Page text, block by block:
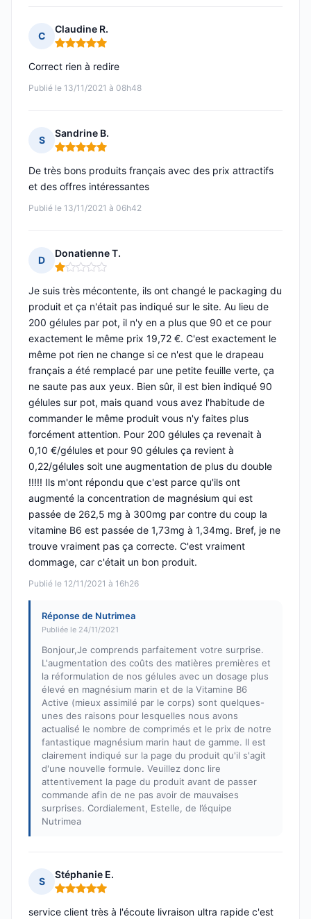
C
Claudine R.
Note : 5 sur 5
Publié le 13/11/2021 à 08h48
Correct rien à redire
S
Sandrine B.
Note : 5 sur 5
Publié le 13/11/2021 à 06h42
De très bons produits français avec des prix attractifs
et des offres intéressantes
D
Donatienne T.
Note : 1 sur 5
Publié le 12/11/2021 à 16h26
Je suis très mécontente, ils ont changé le packaging du
produit et ça n'était pas indiqué sur le site. Au lieu de
200 gélules par pot, il n'y en a plus que 90 et ce pour
exactement le même prix 19,72 €. C'est exactement le
même pot rien ne change si ce n'est que le drapeau
français a été remplacé par une petite feuille verte, ça
ne saute pas aux yeux. Bien sûr, il est bien indiqué 90
gélules sur pot, mais quand vous avez l'habitude de
commander le même produit vous n'y faites plus
forcément attention. Pour 200 gélules ça revenait à
0,10 €/gélules et pour 90 gélules ça revient à
0,22/gélules soit une augmentation de plus du double
!!!!! Ils m'ont répondu que c'est parce qu'ils ont
augmenté la concentration de magnésium qui est
passée de 262,5 mg à 300mg par contre du coup la
vitamine B6 est passée de 1,73mg à 1,34mg. Bref, je ne
trouve vraiment pas ça correcte. C'est vraiment
dommage, car c'était un bon produit.
Réponse de Nutrimea
Publiée le 24/11/2021
Bonjour,Je comprends parfaitement votre surprise.
L'augmentation des coûts des matières premières et
la réformulation de nos gélules avec un dosage plus
élevé en magnésium marin et de la Vitamine B6
Active (mieux assimilé par le corps) sont quelques-
unes des raisons pour lesquelles nous avons
actualisé le nombre de comprimés et le prix de notre
fantastique magnésium marin haut de gamme. Il est
clairement indiqué sur la page du produit qu'il s'agit
d'une nouvelle formule. Veuillez donc lire
attentivement la page du produit avant de passer
commande afin de ne pas avoir de mauvaises
surprises. Cordialement, Estelle, de l’équipe
Nutrimea
S
Stéphanie E.
Note : 5 sur 5
service client très à l'écoute livraison ultra rapide c'est